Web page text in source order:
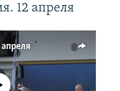
12 апреля
available